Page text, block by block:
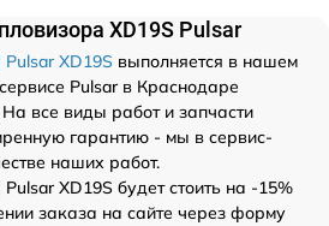
XD19S Pulsar
XD19S выполняется в нашем
Pulsar в Краснодаре
все виды работ и запчасти
гарантию - мы в сервис-
наших работ.
XD19S будет стоить на -15%
заказа на сайте через форму